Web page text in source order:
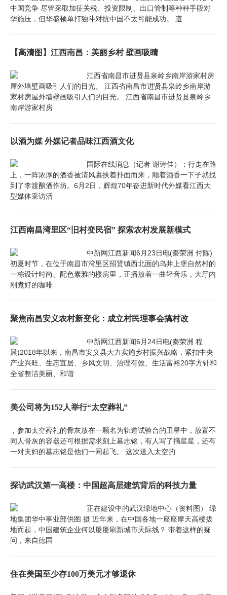
中国竞争 尽管采取加征关税、投资限制、出口管制等种种手段对
华施压，但华盛顿单打独斗对抗中国不太可能成功。 遵
【高清图】江西南昌：美丽乡村 壁画吸睛
江西省南昌市进贤县泉岭乡南岸游家村房
屋外墙壁画吸引人们的目光。 江西省南昌市进贤县泉岭乡南岸游
家村房屋外墙壁画吸引人们的目光。 江西省南昌市进贤县泉岭乡
南岸游家村房
以酒为媒 外媒记者品味江西酒文化
国际在线消息（记者 谢诗佳）：行走在路
上，一阵浓厚的酒香被清风裹挟着扑面而来，顺着酒香一下子就找
到了李渡酿酒作坊。6月2日，辉煌70年奋进新时代外媒看江西大
型媒体采访活
江西南昌湾里区“旧村变民宿” 探索农村发展新模式
中新网江西新闻6月23日电(秦荣洲 付陈)
初夏时节，在位于南昌市湾里区招贤镇西北面的乌井上堡自然村的
一栋设计时尚、配色素雅的楼房里，正播放着一曲轻音乐，大厅内
刚煮好的咖啡
聚焦南昌安义农村新变化：成立村民理事会搞村改
中新网江西新闻6月24日电(秦荣洲 程
晨)2018年以来，南昌市安义县大力实施乡村振兴战略，紧扣中央
产业兴旺、生态宜居、乡风文明、治理有效、生活富裕20字方针和
全省整洁美丽、和谐
美公司将为152人举行“太空葬礼”
，参加太空葬礼的骨灰放在一颗名为轨道试验台的卫星中，放置不
同人骨灰的容器还可根据需求刻上墓志铭，有人写了摘星星，还有
一对夫妇的墓志铭是他们一同起飞。 这次送入太空的
探访武汉第一高楼：中国超高层建筑背后的科技力量
正在建设中的武汉绿地中心（资料图） 绿
地集团华中事业部供图 摄 近年来，在中国各地一座座摩天高楼拔
地而起，中国建筑企业何以屡屡刷新城市天际线？ 带着这样的疑
问，来自德国
住在美国至少存100万美元才够退休